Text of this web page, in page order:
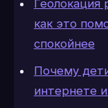
Геолокация
как это
спокойнее
Почему
интернете